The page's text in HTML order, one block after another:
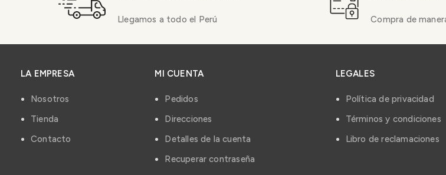
Llegamos a todo el Perú Compra de
LA EMPRESA
Nosotros
Tienda
Contacto
MI CUENTA
Pedidos
Direcciones
Detalles de la cuenta
Recuperar contraseña
LEGALES
Política de privacidad
Términos y condiciones
Libro de reclamaciones